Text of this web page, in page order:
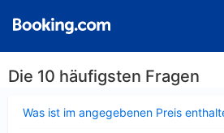
Die 10 häufigsten Fragen
Was ist im angegebenen Preis